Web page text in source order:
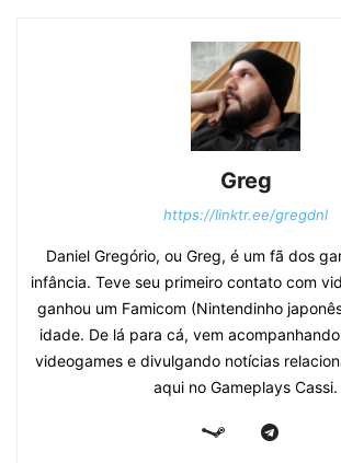
Greg
https://linktr.ee/gregdnl
Daniel Gregório, ou Greg, é um fã dos
infância. Teve seu primeiro contato com
ganhou um Famicom (Nintendinho
idade. De lá para cá, vem
videogames e divulgando notícias
aqui no Gameplays Cassi.